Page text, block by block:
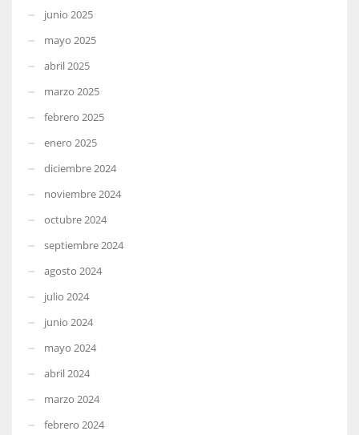
junio 2025
mayo 2025
abril 2025
marzo 2025
febrero 2025
enero 2025
diciembre 2024
noviembre 2024
octubre 2024
septiembre 2024
agosto 2024
julio 2024
junio 2024
mayo 2024
abril 2024
marzo 2024
febrero 2024